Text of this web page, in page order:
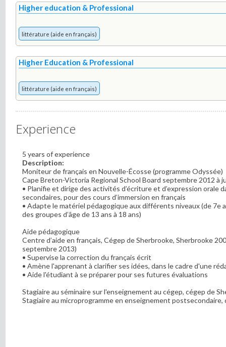
Higher education & Professional
littérature (aide en français)
Higher Education & Professional
littérature (aide en français)
Experience
5 years of experience
Description:
Moniteur de français en Nouvelle-Écosse (programme Odyssée)
Cape Breton-Victoria Regional School Board septembre 2012 à
• Planifie et dirige des activités d’écriture et d’expression orale
secondaires, pour des cours d’immersion en français
• Adapte le matériel pédagogique aux différents niveaux (de 7e
des groupes d’âge de 13 ans à 18 ans)
Aide pédagogique
Centre d’aide en français, Cégep de Sherbrooke, Sherbrooke
septembre 2013)
• Supervise la correction du français écrit
• Amène l'apprenant à clarifier ses idées, dans le cadre d'une
• Aide l'étudiant à se préparer pour ses futures évaluations
Stagiaire au séminaire sur l'enseignement au cégep, cégep de
Stagiaire au microprogramme en enseignement